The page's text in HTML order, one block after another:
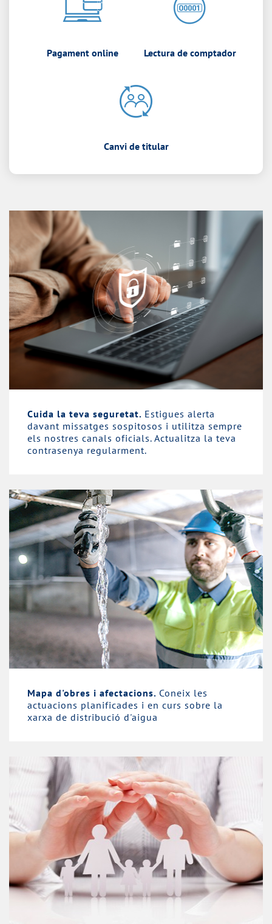
Pagament online Lectura de comptador
Canvi de titular
Cuida la teva seguretat. Estigues alerta
davant missatges sospitosos i utilitza sempre
els nostres canals oficials. Actualitza la teva
contrasenya regularment.
Mapa d'obres i afectacions. Coneix les
actuacions planificades i en curs sobre la
xarxa de distribució d'aigua